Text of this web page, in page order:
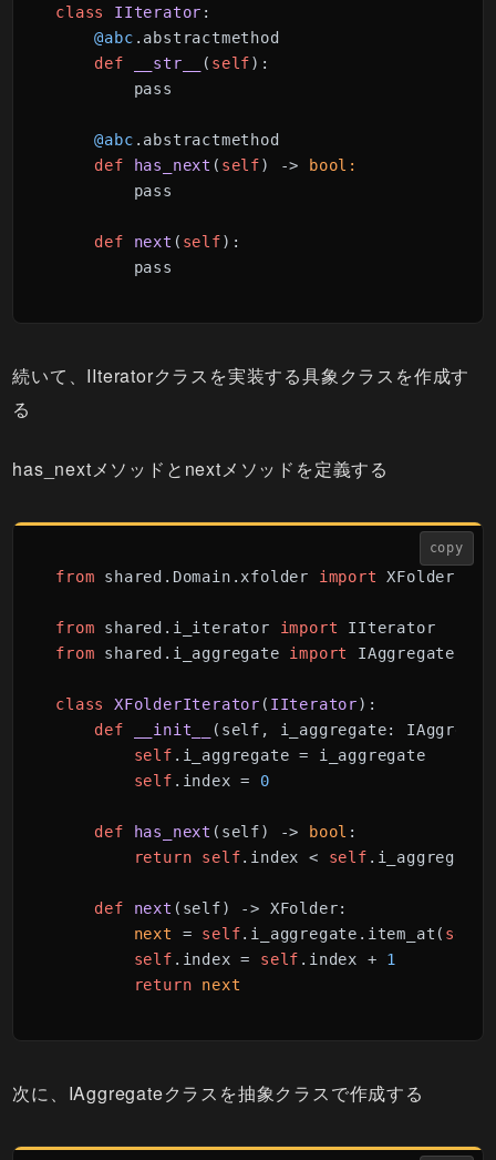
class IIterator :
@abc .abstractmethod
def
__str__ ( self):
pass
@abc .abstractmethod
def
has_next ( self) ->
bool:
pass
def next ( self):
pass
続いて、IIteratorクラスを実装する具象クラスを作成す
る
has_nextメソッドとnextメソッドを定義する
copy
from shared.Domain.xfolder import XFolder
from shared.i_iterator import
from shared.i_aggregate import IAggregate
class XFolderIterator ( IIterator):
def
__init__ ( self, i_aggregate:
self .i_aggregate = i_aggregate
self .index = 0
def has_next ( self) -> bool :
return
self.index < self
def next ( self) -> XFolder:
next
= self.i_aggregate.item_at( self
self .index = self .index + 1
return
next
次に、IAggregateクラスを抽象クラスで作成する